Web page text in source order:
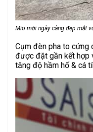
Mio mới ngày càng đẹp mắt
Cụm đèn pha to cứng
được đặt gần kết hợp
tăng độ hầm hố & cá